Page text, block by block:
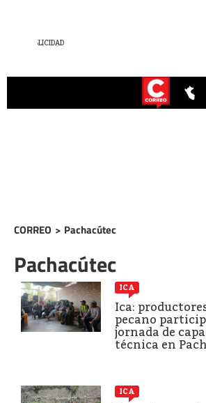
CORREO > Pachacútec
Pachacútec
ICA
Ica:
pecano
jornada de
técnica en
ICA